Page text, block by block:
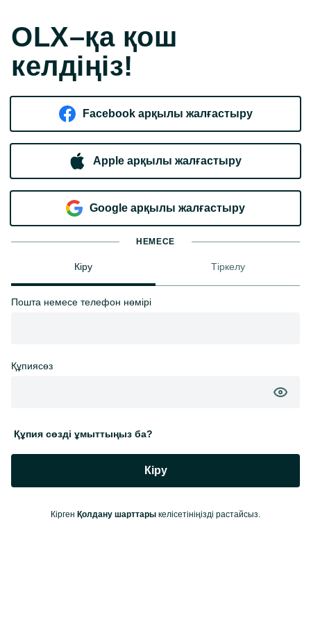
OLX–қа қош
келдіңіз!
Facebook арқылы жалғастыру
Apple арқылы жалғастыру
Google арқылы жалғастыру
НЕМЕСЕ
Кіру Тіркелу
Пошта немесе телефон нөмірі
Құпиясөз
Құпия сөзді ұмыттыңыз ба?
Кіру
Кірген Қолдану шарттары келісетініңізді растайсыз.